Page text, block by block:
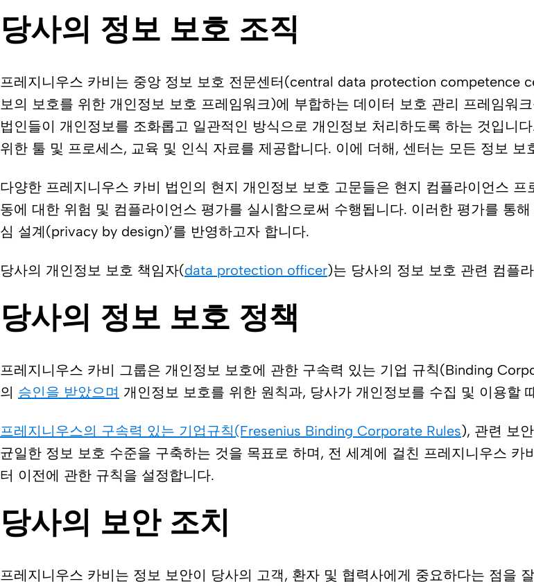
당사의 정보 보호 조직
프레지니우스 카비는 중앙 정보 보호 전문센터(central data protection competence
보의 보호를 위한 개인정보 보호 프레임워크)에 부합하는 데이터 보호 관리 프레임워
법인들이 개인정보를 조화롭고 일관적인 방식으로 개인정보 처리하도록 하는 것입니
위한 툴 및 프로세스, 교육 및 인식 자료를 제공합니다. 이에 더해, 센터는 모든 정보
다양한 프레지니우스 카비 법인의 현지 개인정보 보호 고문들은 현지 컴플라이언스
동에 대한 위험 및 컴플라이언스 평가를 실시함으로써 수행됩니다. 이러한 평가를 통
심 설계(privacy by design)’를 반영하고자 합니다.
당사의 개인정보 보호 책임자(data protection officer)는 당사의 정보 보호 관련 컴플
당사의 정보 보호 정책
프레지니우스 카비 그룹은 개인정보 보호에 관한 구속력 있는 기업 규칙(Binding
의 승인을 받았으며 개인정보 보호를 위한 원칙과, 당사가 개인정보를 수집 및 이용할
프레지니우스의 구속력 있는 기업규칙(Fresenius Binding Corporate Rules), 관련 보
균일한 정보 보호 수준을 구축하는 것을 목표로 하며, 전 세계에 걸친 프레지니우스
터 이전에 관한 규칙을 설정합니다.
당사의 보안 조치
프레지니우스 카비는 정보 보안이 당사의 고객, 환자 및 협력사에게 중요하다는 점을